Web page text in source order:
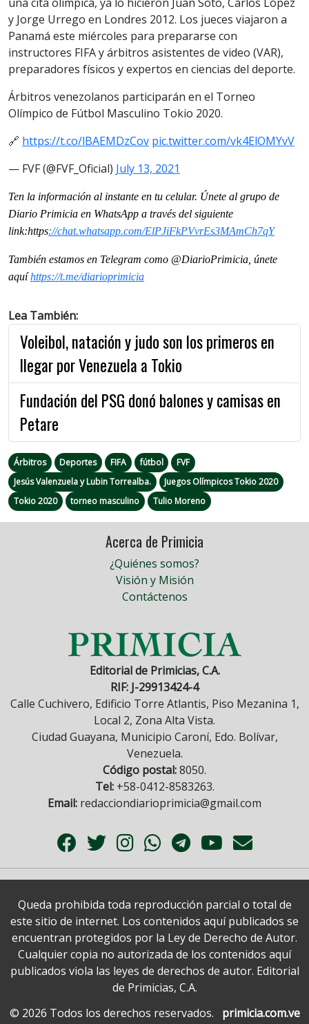
y Jorge Urrego en Londres 2012. Los jueces viajaron a
Panamá este miércoles para prepararse con
instructores FIFA y árbitros asistentes de video (VAR),
preparadores físicos y expertos en ciencias del deporte.
Árbitros venezolanos participarán en el Torneo
Olímpico de Fútbol Masculino Tokio 2020.
🔗 https://t.co/lBAEMDzCov pic.twitter.com/vk4ElOMYvV
— FVF (@FVF_Oficial) July 13, 2021
Ten la información al instante en tu celular. Únete al grupo de
Diario Primicia en WhatsApp a través del siguiente
link:https://chat.whatsapp.com/ElPJiFkPVvrEs3MAmCh7qY
También estamos en Telegram como @DiarioPrimicia, únete
aquíhttps://t.me/diarioprimicia
Lea También:
Voleibol, natación y judo son los primeros en
llegar por Venezuela a Tokio
Fundación del PSG donó balones y camisas en
Petare
Árbitros Deportes FIFA fútbol
FVF
Jesús Valenzuela y Lubin Torrealba.
Juegos Olímpicos Tokio 2020
Tokio 2020
torneo masculino Tulio Moreno
Acerca de Primicia
¿Quiénes somos?
Visión y Misión
Contáctenos
Editorial de Primicias, C.A.
RIF: J-29913424-4
Calle Cuchivero, Edificio Torre Atlantis, Piso Mezanina 1,
Local 2, Zona Alta Vista.
Ciudad Guayana, Municipio Caroní, Edo. Bolívar,
Venezuela.
Código postal:8050.
Tel:+58-0412-8583263.
Email: redacciondiarioprimicia@gmail.com
Queda prohibida toda reproducción parcial o total de
este sitio de internet. Los contenidos aquí publicados se
encuentran protegidos por la Ley de Derecho de Autor.
Cualquier copia no autorizada de los contenidos aquí
publicados viola las leyes de derechos de autor. Editorial
de Primicias, C.A.
© 2026 Todos los derechos reservados.
primicia.com.ve